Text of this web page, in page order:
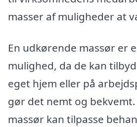
masser af muligheder at
En udkørende massør er
mulighed, da de kan
eget hjem eller på
gør det nemt og
massør kan tilpasse